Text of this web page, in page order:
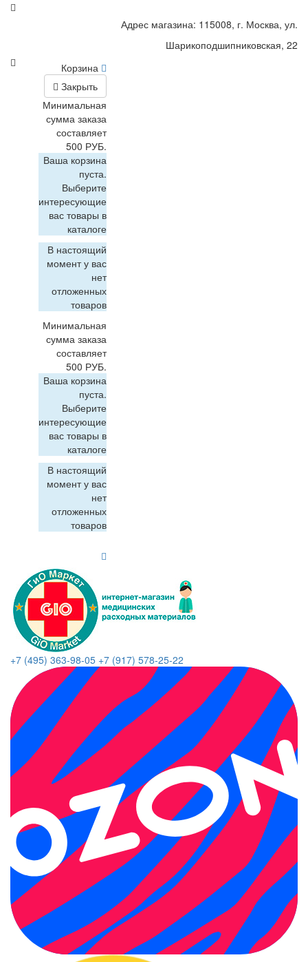
Адрес магазина: 115008, г. Москва, ул.
Шарикоподшипниковская, 22
Корзина
Закрыть
Минимальная
сумма заказа
составляет
500 РУБ.
Ваша корзина
пуста.
Выберите
интересующие
вас товары в
каталоге
В настоящий
момент у вас
нет
отложенных
товаров
Минимальная
сумма заказа
составляет
500 РУБ.
Ваша корзина
пуста.
Выберите
интересующие
вас товары в
каталоге
В настоящий
момент у вас
нет
отложенных
товаров
+7 (495) 363-98-05 +7 (917) 578-25-22